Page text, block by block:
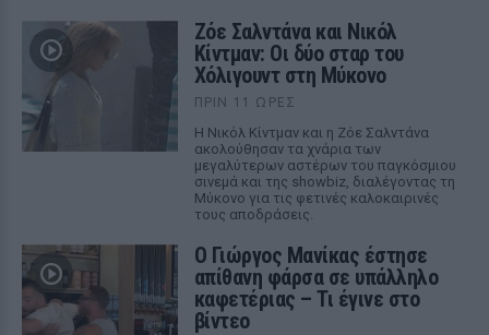
Ζόε Σαλντάνα και Νικόλ
Κίντμαν: Οι δύο σταρ του
Χόλιγουντ στη Μύκονο
ΠΡΙΝ 11 ΏΡΕΣ
Η Νικόλ Κίντμαν και η Ζόε Σαλντάνα
ακολούθησαν τα χνάρια των
μεγαλύτερων αστέρων του παγκόσμιου
σινεμά και της showbiz, διαλέγοντας τη
Μύκονο για τις φετινές καλοκαιρινές
τους αποδράσεις.
Ο Γιώργος Μανίκας έστησε
απίθανη φάρσα σε υπάλληλο
καφετέριας – Τι έγινε στο
βίντεο